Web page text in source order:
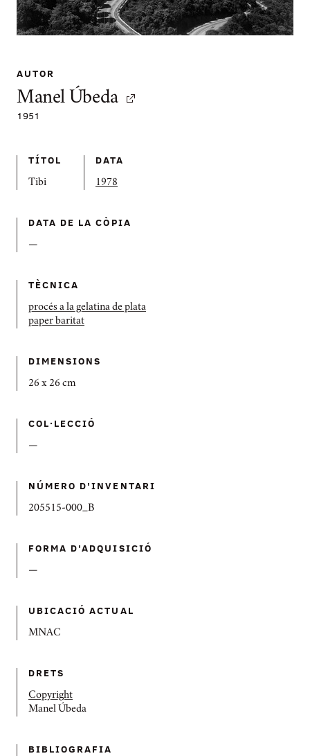
AUTOR
Manel Úbeda
1951
TÍTOL
Tibi
DATA
1978
DATA DE LA CÒPIA
—
TÈCNICA
procés a la gelatina de plata
paper baritat
DIMENSIONS
26 x 26 cm
COL·LECCIÓ
—
NÚMERO D'INVENTARI
205515-000_B
FORMA D'ADQUISICIÓ
—
UBICACIÓ ACTUAL
MNAC
DRETS
Copyright
Manel Úbeda
BIBLIOGRAFIA